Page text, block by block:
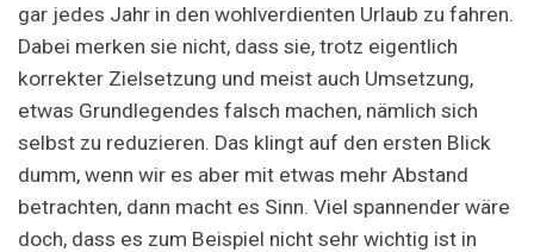
gar jedes Jahr in den wohlverdienten Urlaub zu fahren.
Dabei merken sie nicht, dass sie, trotz eigentlich
korrekter Zielsetzung und meist auch Umsetzung,
etwas Grundlegendes falsch machen, nämlich sich
selbst zu reduzieren. Das klingt auf den ersten Blick
dumm, wenn wir es aber mit etwas mehr Abstand
betrachten, dann macht es Sinn. Viel spannender wäre
doch, dass es zum Beispiel nicht sehr wichtig ist in